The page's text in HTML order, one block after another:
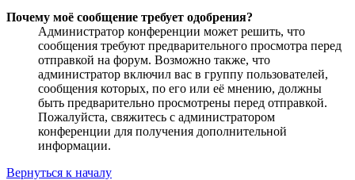
Почему моё сообщение требует одобрения?
Администратор конференции может решить, что
сообщения требуют предварительного просмотра перед
отправкой на форум. Возможно также, что
администратор включил вас в группу пользователей,
сообщения которых, по его или её мнению, должны
быть предварительно просмотрены перед отправкой.
Пожалуйста, свяжитесь с администратором
конференции для получения дополнительной
информации.
Вернуться к началу